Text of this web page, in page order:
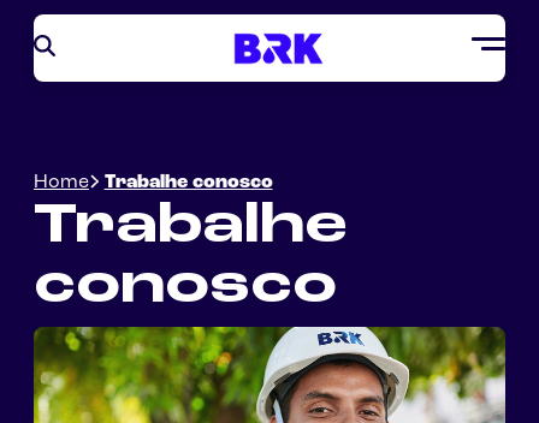
Home Trabalhe conosco
Trabalhe
conosco